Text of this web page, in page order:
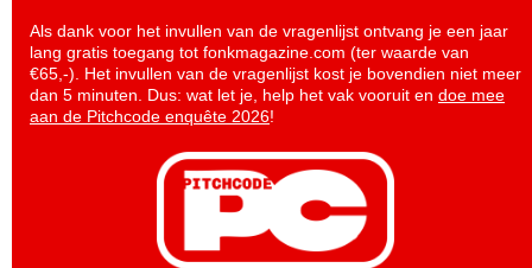
Als dank voor het invullen van de vragenlijst ontvang je een jaar
lang gratis toegang tot fonkmagazine.com (ter waarde van
€65,-). Het invullen van de vragenlijst kost je bovendien niet meer
dan 5 minuten. Dus: wat let je, help het vak vooruit en doe mee
aan de Pitchcode enquête 2026!